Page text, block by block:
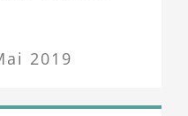
2019